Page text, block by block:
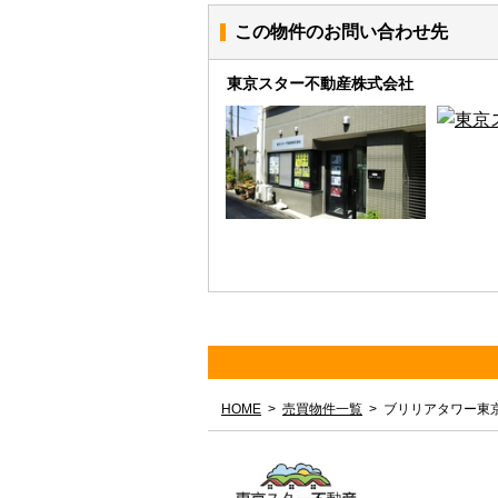
この物件のお問い合わせ先
東京スター不動産株式会社
HOME 売買物件一覧 ブリリアタワー東